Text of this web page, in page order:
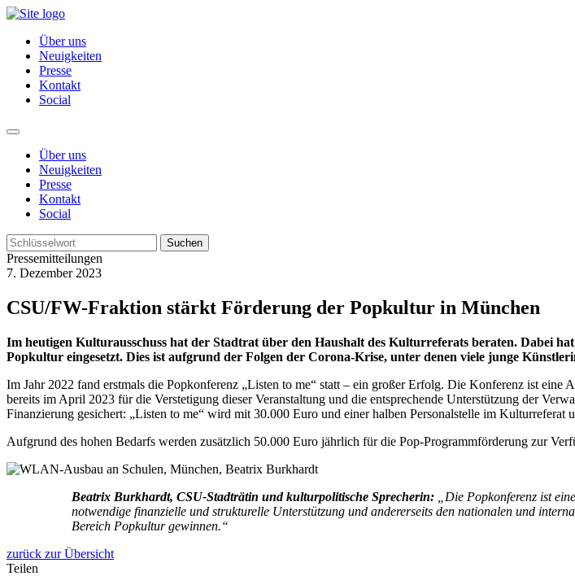
Über uns
Neuigkeiten
Presse
Kontakt
Social
Über uns
Neuigkeiten
Presse
Kontakt
Social
Suchen
Pressemitteilungen
7. Dezember 2023
CSU/FW-Fraktion stärkt Förderung der Popkultur in München
Im heutigen Kulturausschuss hat der Stadtrat über den Haushalt des Kulturreferats beraten. Dabei
Popkultur eingesetzt. Dies ist aufgrund der Folgen der Corona-Krise, unter denen viele junge
Im Jahr 2022 fand erstmals die Popkonferenz „Listen to me“ statt – ein großer Erfolg. Die Konferenz ist
bereits im April 2023 für die Verstetigung dieser Veranstaltung und die entsprechende Unterstützung der
Finanzierung gesichert: „Listen to me“ wird mit 30.000 Euro und einer halben Personalstelle im Kulturreferat
Aufgrund des hohen Bedarfs werden zusätzlich 50.000 Euro jährlich für die Pop-Programmförderung zur
Beatrix Burkhardt, CSU-Stadträtin und kulturpolitische Sprecherin: „Die Popkonferenz ist
notwendige finanzielle und strukturelle Unterstützung und andererseits den nationalen und
Bereich Popkultur gewinnen.“
zurück zur Übersicht
Teilen